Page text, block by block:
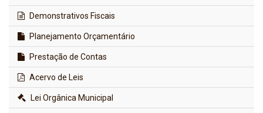
Demonstrativos Fiscais
Planejamento Orçamentário
Prestação de Contas
Acervo de Leis
Lei Orgânica Municipal